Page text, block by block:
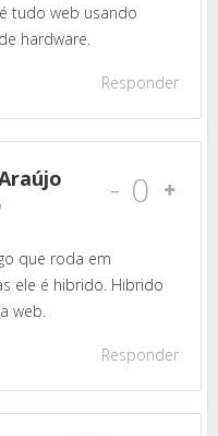
tudo web usando
hardware.
Responder
- 0
que roda em
ele é hibrido. Hibrido
web.
Responder